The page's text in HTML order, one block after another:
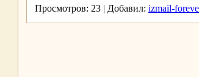
Просмотров: 23 | Добавил: izmail-